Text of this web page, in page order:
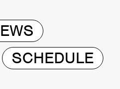
SCHEDULE